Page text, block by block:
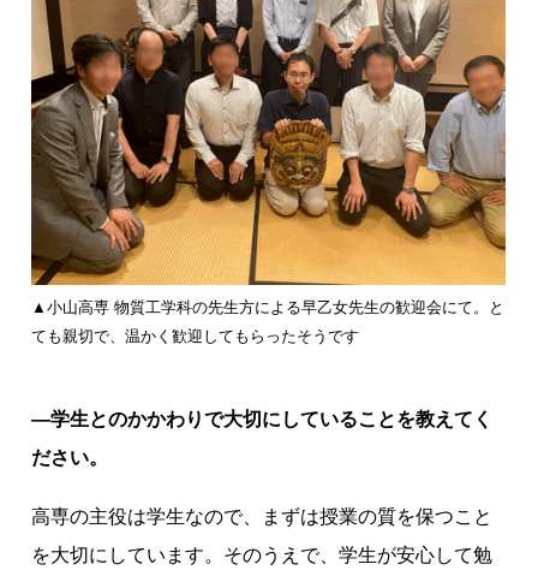
▲小山高専 物質工学科の先生方による早乙女先生の歓迎会にて。と
ても親切で、温かく歓迎してもらったそうです
―学生とのかかわりで大切にしていることを教えてく
ださい。
高専の主役は学生なので、まずは授業の質を保つこと
を大切にしています。そのうえで、学生が安心して勉